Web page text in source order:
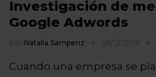
Investigación de
Google Adwords
Por Natalia Samperiz 06/12/2016
Cuando una empresa se